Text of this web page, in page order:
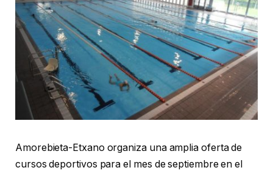
Amorebieta-Etxano organiza una amplia oferta de
cursos deportivos para el mes de septiembre en el